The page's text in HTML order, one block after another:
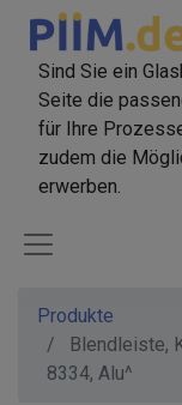
Sind Sie ein
Seite die
für Ihre
zudem die
erwerben.
Produkte
Blendleiste,
8334, Alu^